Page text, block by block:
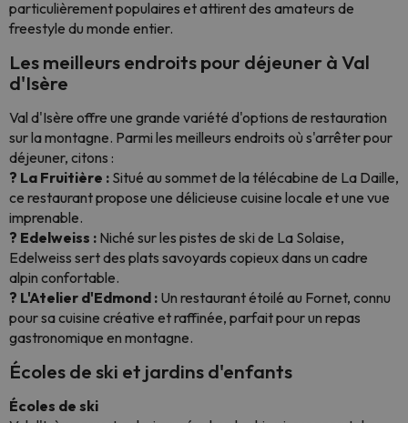
particulièrement populaires et attirent des amateurs de
freestyle du monde entier.
Les meilleurs endroits pour déjeuner à Val
d'Isère
Val d'Isère offre une grande variété d'options de restauration
sur la montagne. Parmi les meilleurs endroits où s'arrêter pour
déjeuner, citons :
? La Fruitière : Situé au sommet de la télécabine de La Daille,
ce restaurant propose une délicieuse cuisine locale et une vue
imprenable.
? Edelweiss : Niché sur les pistes de ski de La Solaise,
Edelweiss sert des plats savoyards copieux dans un cadre
alpin confortable.
? L'Atelier d'Edmond : Un restaurant étoilé au Fornet, connu
pour sa cuisine créative et raffinée, parfait pour un repas
gastronomique en montagne.
Écoles de ski et jardins d'enfants
Écoles de ski